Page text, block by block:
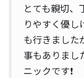
とても親切、
りやすく優し
も行きました
事もありまし
ニックです❗️